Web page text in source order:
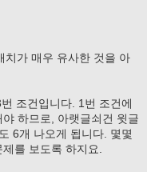
가 매우 유사한 것을 아
조건입니다. 1번 조건에
하므로, 아랫글쇠건 윗글
6개 나오게 됩니다. 몇몇
를 보도록 하지요.